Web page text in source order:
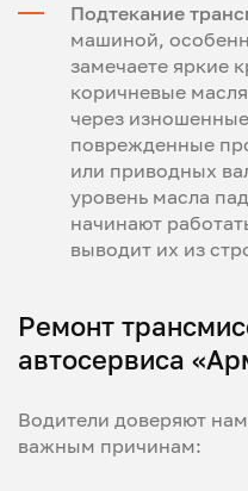
Подтекание
машиной,
замечаете яркие
коричневые
через
поврежденные
или приводных
уровень масла
начинают
выводит их из
Ремонт
автосервиса
Водители доверяют
важным причинам: